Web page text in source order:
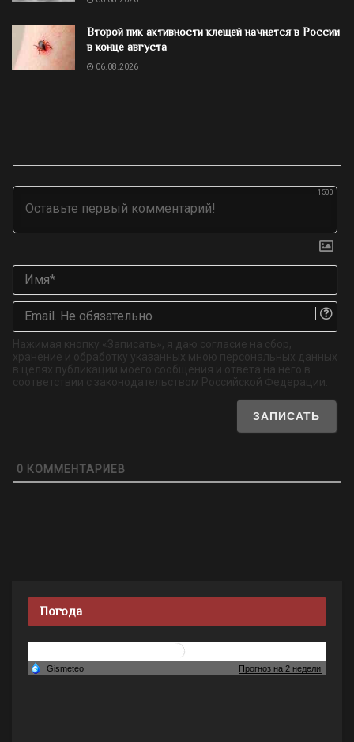
Второй пик активности клещей начнется в России
в конце августа
06.08.2026
1500
Нажимая кнопку «Записать», я даю согласие на сбор,
хранение и обработку указанных мною персональных данных
в целях публикации моего сообщения и ответа на него в
соответствии с законодательством Российской Федерации.
0 КОММЕНТАРИЕВ
Погода